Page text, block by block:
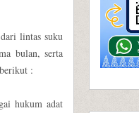
lintas suku
bulan, serta
:
hukum adat